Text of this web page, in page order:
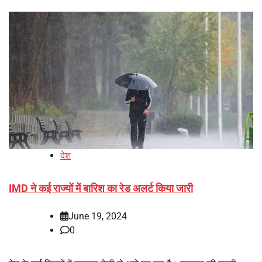
देश
IMD ने कई राज्यों में बारिश का रेड अलर्ट किया जारी
June 19, 2024
0